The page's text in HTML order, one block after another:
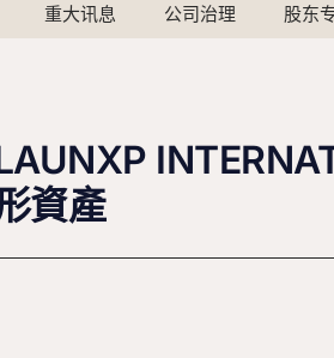
重大讯息 公司治理 股东
資產